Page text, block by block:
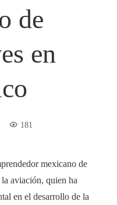
de
en
181
mexicano de
aviación, quien ha
en el desarrollo de la